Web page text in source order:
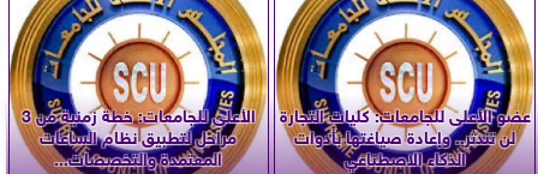
عضو الأعلى للجامعات: كليات التجارة
لن تندثر.. وإعادة صياغتها بأدوات
الذكاء الاصطناعي
الأعلى للجامعات: خطة زمنية من 3
مراحل لتطبيق نظام الساعات
المعتمدة والتخصصات...